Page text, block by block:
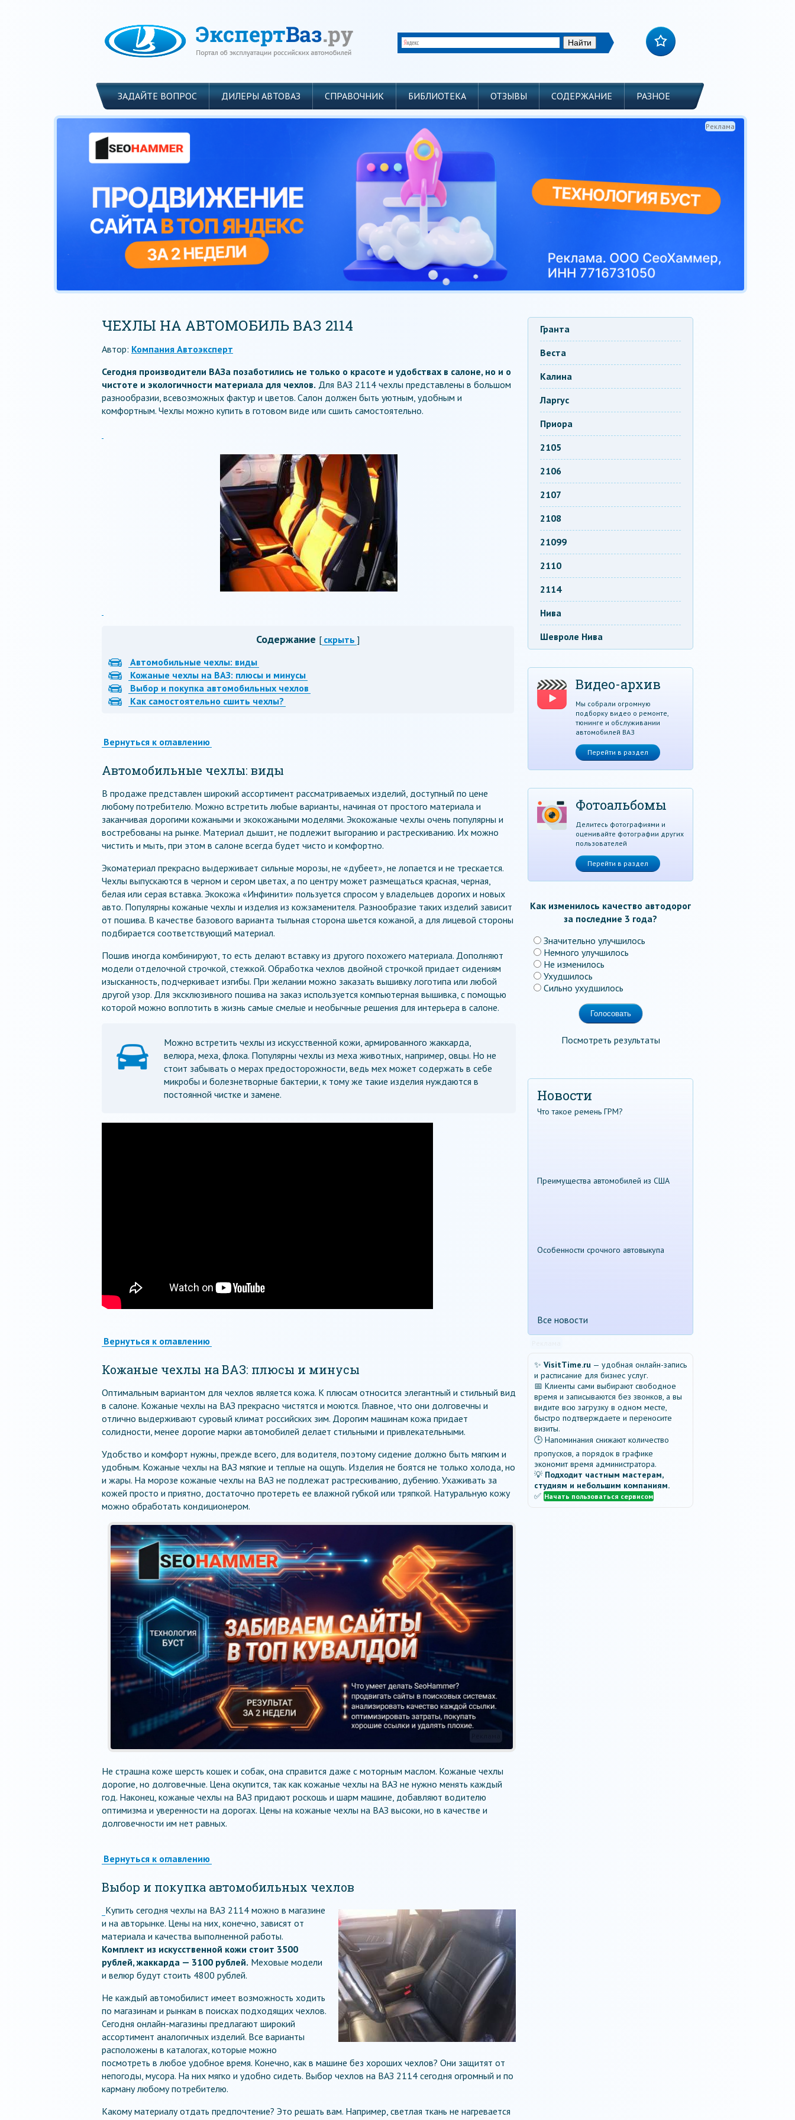
ЗАДАЙТЕ ВОПРОС ДИЛЕРЫ АВТОВАЗ СПРАВОЧНИК БИБЛИОТЕКА ОТЗЫВЫ СОДЕРЖАНИЕ РАЗНОЕ
Реклама
ЧЕХЛЫ НА АВТОМОБИЛЬ ВАЗ 2114
Автор: Компания Автоэксперт
Сегодня производители ВАЗа позаботились не только о красоте и удобствах в салоне, но и о
чистоте и экологичности материала для чехлов. Для ВАЗ 2114 чехлы представлены в большом
разнообразии, всевозможных фактур и цветов. Салон должен быть уютным, удобным и
комфортным. Чехлы можно купить в готовом виде или сшить самостоятельно.
Содержание [ скрыть ]
Автомобильные чехлы: виды
Кожаные чехлы на ВАЗ: плюсы и минусы
Выбор и покупка автомобильных чехлов
Как самостоятельно сшить чехлы?
Вернуться к оглавлению
Автомобильные чехлы: виды
В продаже представлен широкий ассортимент рассматриваемых изделий, доступный по цене
любому потребителю. Можно встретить любые варианты, начиная от простого материала и
заканчивая дорогими кожаными и экокожаными моделями. Экокожаные чехлы очень популярны и
востребованы на рынке. Материал дышит, не подлежит выгоранию и растрескиванию. Их можно
чистить и мыть, при этом в салоне всегда будет чисто и комфортно.
Экоматериал прекрасно выдерживает сильные морозы, не «дубеет», не лопается и не трескается.
Чехлы выпускаются в черном и сером цветах, а по центру может размещаться красная, черная,
белая или серая вставка. Экокожа «Инфинити» пользуется спросом у владельцев дорогих и новых
авто. Популярны кожаные чехлы и изделия из кожзаменителя. Разнообразие таких изделий зависит
от пошива. В качестве базового варианта тыльная сторона шьется кожаной, а для лицевой стороны
подбирается соответствующий материал.
Пошив иногда комбинируют, то есть делают вставку из другого похожего материала. Дополняют
модели отделочной строчкой, стежкой. Обработка чехлов двойной строчкой придает сидениям
изысканность, подчеркивает изгибы. При желании можно заказать вышивку логотипа или любой
другой узор. Для эксклюзивного пошива на заказ используется компьютерная вышивка, с помощью
которой можно воплотить в жизнь самые смелые и необычные решения для интерьера в салоне.
Можно встретить чехлы из искусственной кожи, армированного жаккарда,
велюра, меха, флока. Популярны чехлы из меха животных, например, овцы. Но не
стоит забывать о мерах предосторожности, ведь мех может содержать в себе
микробы и болезнетворные бактерии, к тому же такие изделия нуждаются в
постоянной чистке и замене.
Вернуться к оглавлению
Кожаные чехлы на ВАЗ: плюсы и минусы
Оптимальным вариантом для чехлов является кожа. К плюсам относится элегантный и стильный вид
в салоне. Кожаные чехлы на ВАЗ прекрасно чистятся и моются. Главное, что они долговечны и
отлично выдерживают суровый климат российских зим. Дорогим машинам кожа придает
солидности, менее дорогие марки автомобилей делает стильными и привлекательными.
Удобство и комфорт нужны, прежде всего, для водителя, поэтому сидение должно быть мягким и
удобным. Кожаные чехлы на ВАЗ мягкие и теплые на ощупь. Изделия не боятся не только холода, но
и жары. На морозе кожаные чехлы на ВАЗ не подлежат растрескиванию, дубению. Ухаживать за
кожей просто и приятно, достаточно протереть ее влажной губкой или тряпкой. Натуральную кожу
можно обработать кондиционером.
Не страшна коже шерсть кошек и собак, она справится даже с моторным маслом. Кожаные чехлы
дорогие, но долговечные. Цена окупится, так как кожаные чехлы на ВАЗ не нужно менять каждый
год. Наконец, кожаные чехлы на ВАЗ придают роскошь и шарм машине, добавляют водителю
оптимизма и уверенности на дорогах. Цены на кожаные чехлы на ВАЗ высоки, но в качестве и
долговечности им нет равных.
Вернуться к оглавлению
Выбор и покупка автомобильных чехлов
Купить сегодня чехлы на ВАЗ 2114 можно в магазине
и на авторынке. Цены на них, конечно, зависят от
материала и качества выполненной работы.
Комплект из искусственной кожи стоит 3500
рублей, жаккарда — 3100 рублей. Меховые модели
и велюр будут стоить 4800 рублей.
Не каждый автомобилист имеет возможность ходить
по магазинам и рынкам в поисках подходящих чехлов.
Сегодня онлайн-магазины предлагают широкий
ассортимент аналогичных изделий. Все варианты
расположены в каталогах, которые можно
посмотреть в любое удобное время. Конечно, как в машине без хороших чехлов? Они защитят от
непогоды, мусора. На них мягко и удобно сидеть. Выбор чехлов на ВАЗ 2114 сегодня огромный и по
карману любому потребителю.
Какому материалу отдать предпочтение? Это решать вам. Например, светлая ткань не нагревается
Гранта
Веста
Калина
Ларгус
Приора
2105
2106
2107
2108
21099
2110
2114
Нива
Шевроле Нива
Видео-архив
Мы собрали огромную
подборку видео о ремонте,
тюнинге и обслуживании
автомобилей ВАЗ
Перейти в раздел
Фотоальбомы
Делитесь фотографиями и
оценивайте фотографии других
пользователей
Перейти в раздел
Как изменилось качество автодорог
за последние 3 года?
Значительно улучшилось
Немного улучшилось
Не изменилось
Ухудшилось
Сильно ухудшилось
Посмотреть результаты
Новости
Что такое ремень ГРМ?
Преимущества автомобилей из США
Особенности срочного автовыкупа
Все новости
✨ VisitTime.ru — удобная онлайн-запись
и расписание для бизнес услуг.
📅 Клиенты сами выбирают свободное
время и записываются без звонков, а вы
видите всю загрузку в одном месте,
быстро подтверждаете и переносите
визиты.
🕒 Напоминания снижают количество
пропусков, а порядок в графике
экономит время администратора.
💡 Подходит частным мастерам,
студиям и небольшим компаниям.
✅ Начать пользоваться сервисом